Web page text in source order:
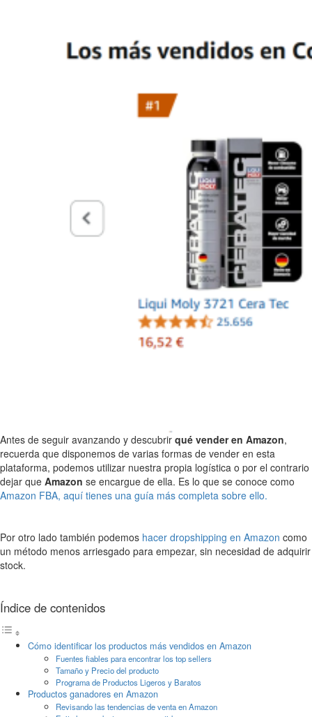
Antes de seguir avanzando y descubrir qué vender en Amazon,
recuerda que disponemos de varias formas de vender en esta
plataforma, podemos utilizar nuestra propia logística o por el contrario
dejar que Amazon se encargue de ella. Es lo que se conoce como
Amazon FBA, aquí tienes una guía más completa sobre ello.
Por otro lado también podemos hacer dropshipping en Amazon como
un método menos arriesgado para empezar, sin necesidad de adquirir
stock.
Índice de contenidos
Cómo identificar los productos más vendidos en Amazon
Fuentes fiables para encontrar los top sellers
Tamaño y Precio del producto
Programa de Productos Ligeros y Baratos
Productos ganadores en Amazon
Revisando las tendencias de venta en Amazon